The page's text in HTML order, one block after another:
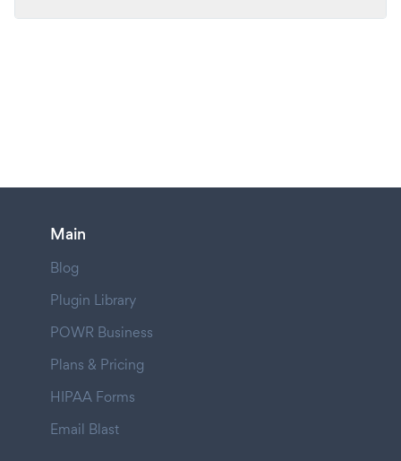
Main
Blog
Plugin Library
POWR Business
Plans & Pricing
HIPAA Forms
Email Blast